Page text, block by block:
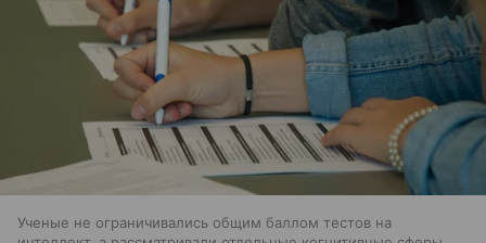
Ученые не ограничивались общим баллом тестов на